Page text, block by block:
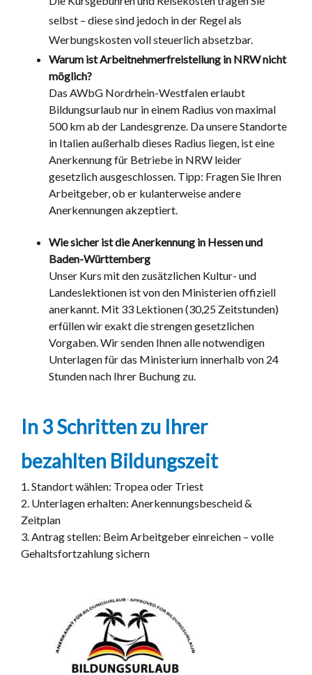
selbst – diese sind jedoch in der Regel als
Werbungskosten voll steuerlich absetzbar.
Warum ist Arbeitnehmerfreistellung in NRW nicht
möglich?
Das AWbG Nordrhein-Westfalen erlaubt
Bildungsurlaub nur in einem Radius von maximal
500 km ab der Landesgrenze. Da unsere Standorte
in Italien außerhalb dieses Radius liegen, ist eine
Anerkennung für Betriebe in NRW leider
gesetzlich ausgeschlossen. Tipp: Fragen Sie Ihren
Arbeitgeber, ob er kulanterweise andere
Anerkennungen akzeptiert.
Wie sicher ist die Anerkennung in Hessen und
Baden-Württemberg
Unser Kurs mit den zusätzlichen Kultur- und
Landeslektionen ist von den Ministerien offiziell
anerkannt. Mit 33 Lektionen (30,25 Zeitstunden)
erfüllen wir exakt die strengen gesetzlichen
Vorgaben. Wir senden Ihnen alle notwendigen
Unterlagen für das Ministerium innerhalb von 24
Stunden nach Ihrer Buchung zu.
In 3 Schritten zu Ihrer
bezahlten Bildungszeit
1. Standort wählen: Tropea oder Triest
2. Unterlagen erhalten: Anerkennungsbescheid &
Zeitplan
3. Antrag stellen: Beim Arbeitgeber einreichen – volle
Gehaltsfortzahlung sichern